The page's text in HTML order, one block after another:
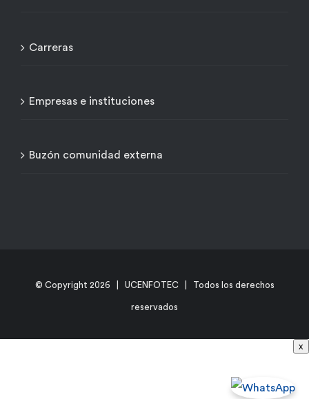
Carreras
Empresas e instituciones
Buzón comunidad externa
© Copyright 2026 | UCENFOTEC | Todos los derechos
reservados
x